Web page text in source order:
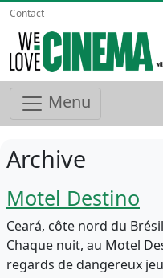
Contact
Menu
Archive
Motel Destino
Ceará, côte nord du
Chaque nuit, au Motel
regards de dangereux